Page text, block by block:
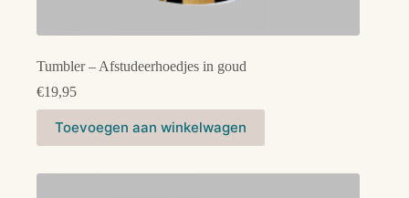
Tumbler – Afstudeerhoedjes in goud
€19,95
Toevoegen aan winkelwagen